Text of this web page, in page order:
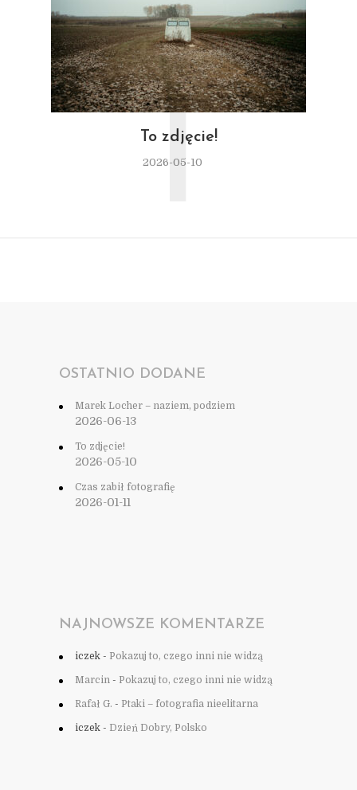
To zdjęcie!
2026-05-10
T
OSTATNIO DODANE
Marek Locher – naziem, podziem
2026-06-13
To zdjęcie!
2026-05-10
Czas zabił fotografię
2026-01-11
NAJNOWSZE KOMENTARZE
iczek - Pokazuj to, czego inni nie widzą
Marcin - Pokazuj to, czego inni nie widzą
Rafał G. - Ptaki – fotografia nieelitarna
iczek - Dzień Dobry, Polsko